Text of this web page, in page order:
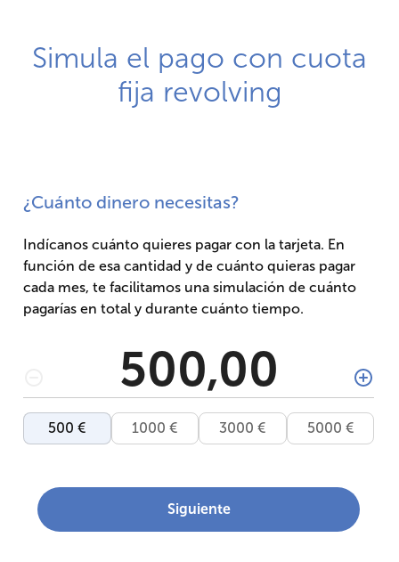
Simula el pago con cuota
fija revolving
¿Cuánto dinero necesitas?
Indícanos cuánto quieres pagar con la tarjeta. En
función de esa cantidad y de cuánto quieras pagar
cada mes, te facilitamos una simulación de cuánto
pagarías en total y durante cuánto tiempo.
500 €
1000 € 3000 € 5000 €
Siguiente